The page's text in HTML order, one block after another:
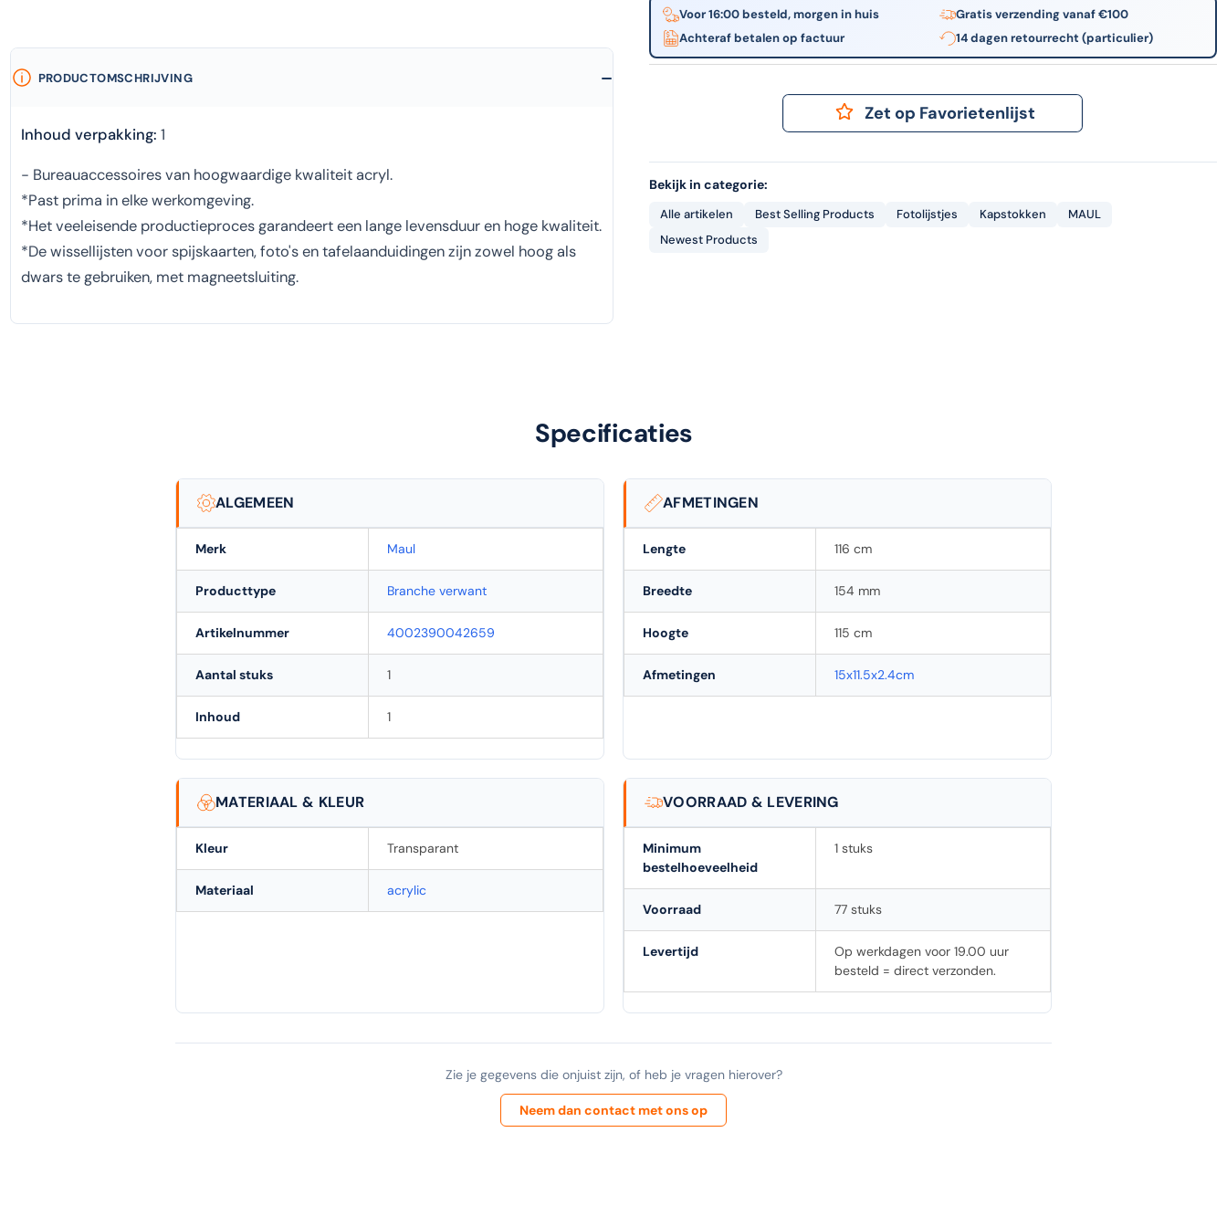
Voor 16:00 besteld, morgen in huis
Gratis verzending vanaf €100
Achteraf betalen op factuur
14 dagen retourrecht (particulier)
Zet op Favorietenlijst
Bekijk in categorie:
Alle artikelen Best Selling Products Fotolijstjes Kapstokken
MAUL
Newest Products
PRODUCTOMSCHRIJVING
Inhoud verpakking: 1
- Bureauaccessoires van hoogwaardige kwaliteit acryl.
*Past prima in elke werkomgeving.
*Het veeleisende productieproces garandeert een lange levensduur en hoge kwaliteit.
*De wissellijsten voor spijskaarten, foto's en tafelaanduidingen zijn zowel hoog als
dwars te gebruiken, met magneetsluiting.
Specificaties
ALGEMEEN
Merk Maul
Producttype Branche verwant
Artikelnummer 4002390042659
Aantal stuks 1
Inhoud 1
AFMETINGEN
Lengte 116 cm
Breedte 154 mm
Hoogte 115 cm
Afmetingen 15x11.5x2.4cm
MATERIAAL & KLEUR
Kleur Transparant
Materiaal acrylic
VOORRAAD & LEVERING
Minimum
bestelhoeveelheid
1 stuks
Voorraad 77 stuks
Levertijd
Op werkdagen voor 19.00 uur
besteld = direct verzonden.
Zie je gegevens die onjuist zijn, of heb je vragen hierover?
Neem dan contact met ons op